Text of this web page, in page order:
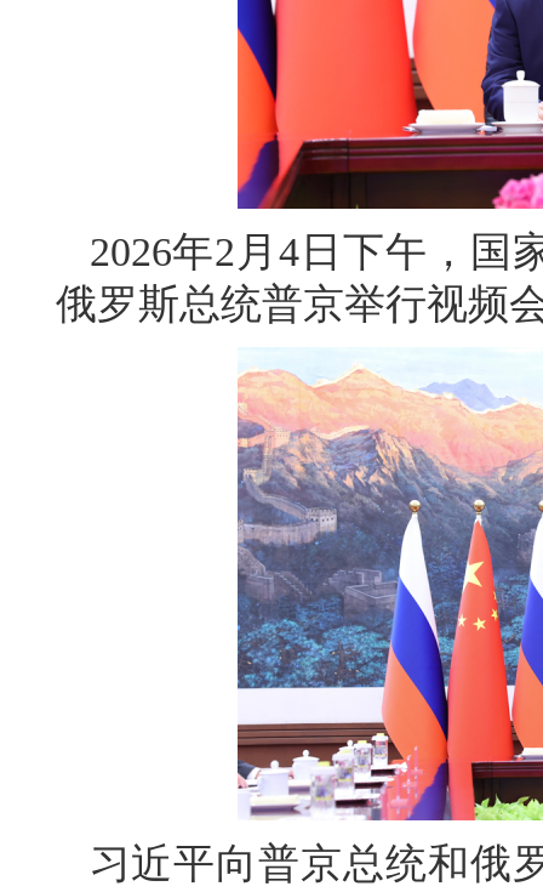
2026年2月4日下午，国
俄罗斯总统普京举行视频
习近平向普京总统和俄